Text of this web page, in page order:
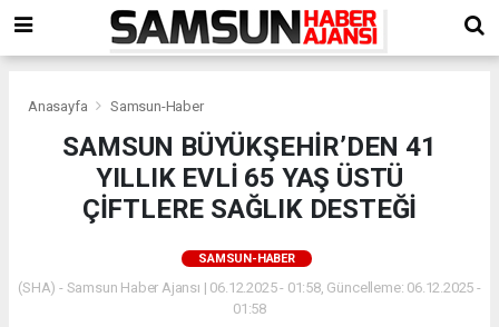
Anasayfa Samsun-Haber
SAMSUN BÜYÜKŞEHİR’DEN 41
YILLIK EVLİ 65 YAŞ ÜSTÜ
ÇİFTLERE SAĞLIK DESTEĞİ
SAMSUN-HABER
(SHA) - Samsun Haber Ajansı | 06.12.2025 - 01:58, Güncelleme: 06.12.2025 -
01:58